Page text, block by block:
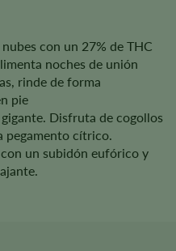
con un 27% de THC
noches de unión
rinde de forma
pie
Disfruta de cogollos
pegamento cítrico.
un subidón eufórico y